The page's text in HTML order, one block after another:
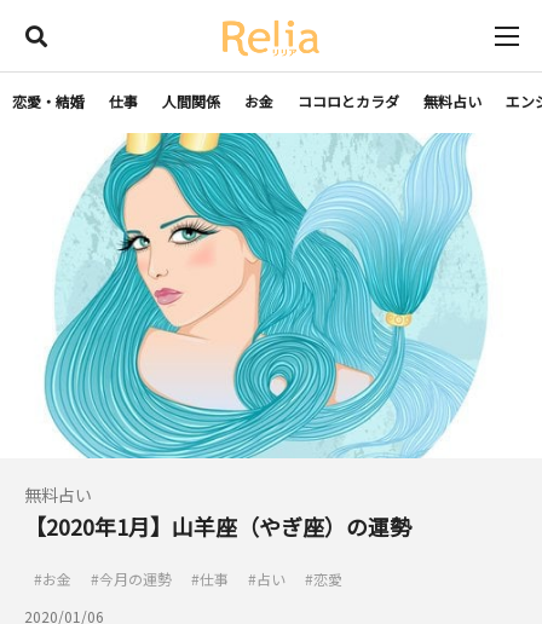
恋愛・結婚 仕事 人間関係 お金 ココロとカラダ 無料占い エン
無料占い
【2020年1月】山羊座（やぎ座）の運勢
お金 今月の運勢 仕事 占い
恋愛
2020/01/06